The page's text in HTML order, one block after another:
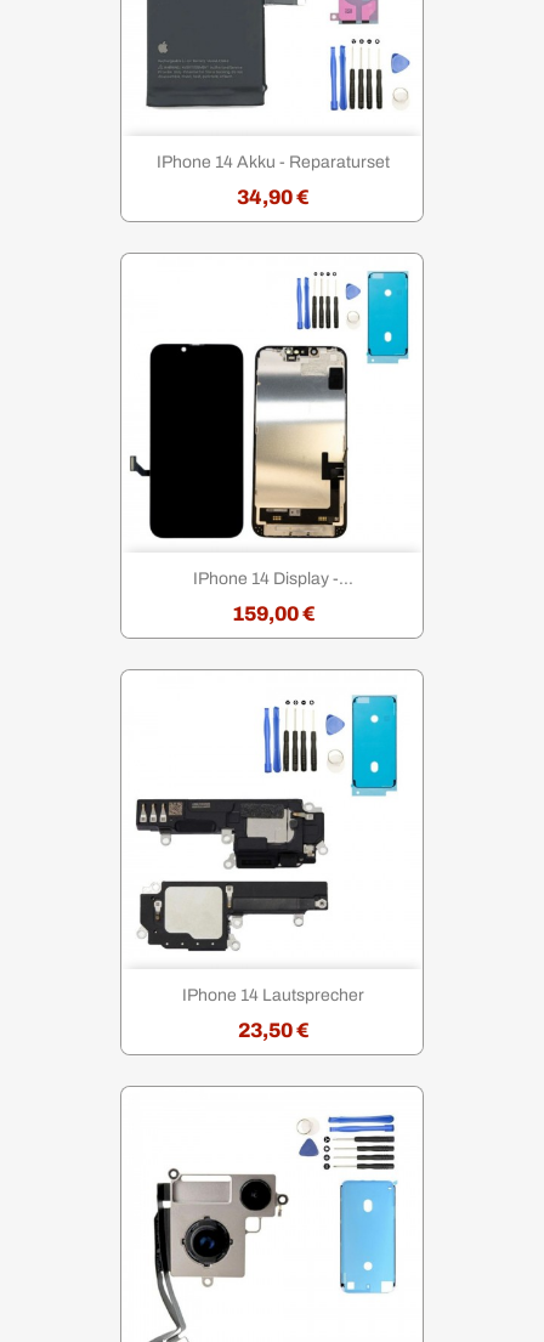
IPhone 14 Akku - Reparaturset
34,90 €
IPhone 14 Display -...
159,00 €
IPhone 14 Lautsprecher
23,50 €